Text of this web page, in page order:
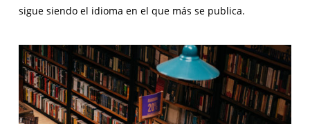
sigue siendo el idioma en el que más se publica.